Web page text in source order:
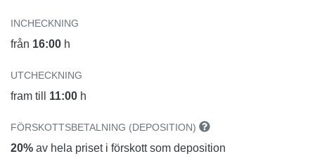
INCHECKNING
från 16:00 h
UTCHECKNING
fram till 11:00 h
FÖRSKOTTSBETALNING (DEPOSITION)
20% av hela priset i förskott som deposition